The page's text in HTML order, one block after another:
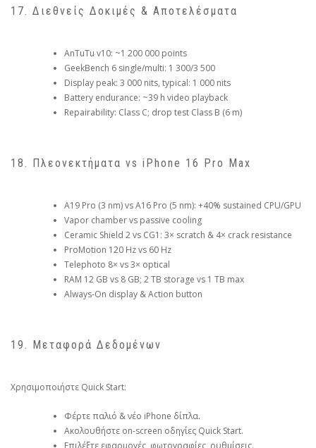
17. Διεθνείς Δοκιμές & Αποτελέσματα
AnTuTu v10: ~1 200 000 points
GeekBench 6 single/multi: 1 300/3 500
Display peak: 3 000 nits, typical: 1 000 nits
Battery endurance: ~39 h video playback
Repairability: Class C; drop test Class B (6 m)
18. Πλεονεκτήματα vs iPhone 16 Pro Max
A19 Pro (3 nm) vs A16 Pro (5 nm): +40% sustained CPU/GPU
Vapor chamber vs passive cooling
Ceramic Shield 2 vs CG1: 3× scratch & 4× crack resistance
ProMotion 120 Hz vs 60 Hz
Telephoto 8× vs 3× optical
RAM 12 GB vs 8 GB; 2 TB storage vs 1 TB max
Always-On display & Action button
19. Μεταφορά Δεδομένων
Χρησιμοποιήστε Quick Start:
Φέρτε παλιό & νέο iPhone δίπλα.
Ακολουθήστε on-screen οδηγίες Quick Start.
Επιλέξτε εφαρμογές, φωτογραφίες, ρυθμίσεις.